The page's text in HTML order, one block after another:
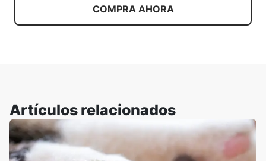
COMPRA AHORA
Artículos relacionados